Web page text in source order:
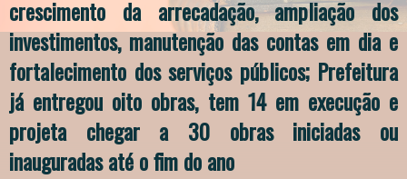
crescimento da arrecadação, ampliação dos
investimentos, manutenção das contas em dia e
fortalecimento dos serviços públicos; Prefeitura
já entregou oito obras, tem 14 em execução e
projeta chegar a 30 obras iniciadas ou
inauguradas até o fim do ano